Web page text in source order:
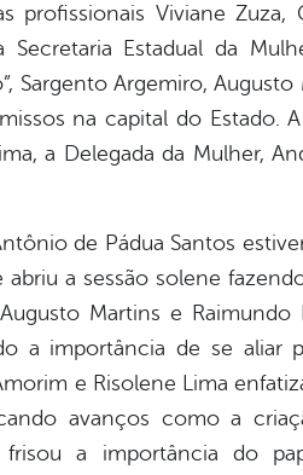
profissionais Viviane
Estadual da
Sargento Argemiro,
na capital do Estado.
a Delegada da Mulher,
de Pádua Santos
abriu a sessão solene
Martins e
a importância de se aliar
e Risolene Lima
avanços como a
a importância do